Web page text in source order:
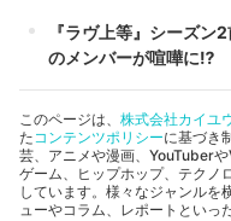
『ラヴ上等』シーズ
のメンバーが喧嘩に⁉︎
このページは、 株式会社カイユ
たコンテンツポリシーに基づき
芸、アニメや漫画、YouTuber
ゲーム、ヒップホップ、テクノ
しています。様々なジャンルを
ューやコラム、レポートといっ